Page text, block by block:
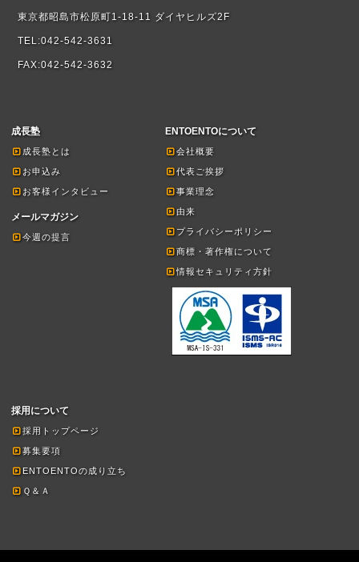
東京都昭島市松原町1-18-11 ダイヤヒルズ2F
TEL:042-542-3631
FAX:042-542-3632
成長塾
成長塾とは
お申込み
お客様インタビュー
メールマガジン
今週の提言
ENTOENTOについて
会社概要
代表ご挨拶
事業理念
由来
プライバシーポリシー
商標・著作権について
情報セキュリティ方針
採用について
採用トップページ
募集要項
ENTOENTOの成り立ち
Ｑ＆Ａ